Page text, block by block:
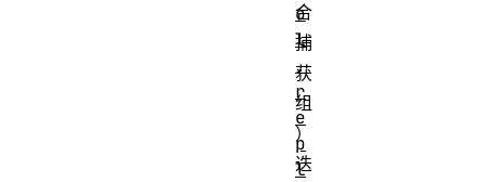
合
捕
获
组
）
迭
o
l
.
r
e
p
l